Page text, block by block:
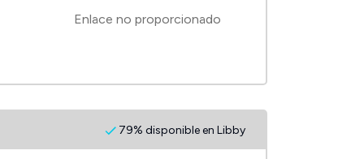
Enlace no proporcionado
79% disponible en Libby